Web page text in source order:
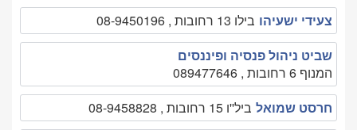
צעידי ישעיהו בילו 13 רחובות , 08-9450196
שביט ניהול פנסיה ופיננסים
המנוף 6 רחובות , 089477646
חרסט שמואל ביל''ו 15 רחובות , 08-9458828